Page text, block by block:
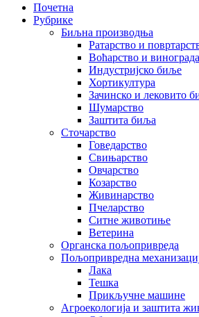
Почетна
Рубрике
Биљна производња
Ратарство и
Воћарство и
Индустријско биље
Хортикултура
Зачинско и лековито
Шумарство
Заштита биља
Сточарство
Говедарство
Свињарство
Овчарство
Козарство
Живинарство
Пчеларство
Ситне животиње
Ветерина
Органска пољопривреда
Пољопривредна
Лака
Тешка
Прикључне машине
Агроекологија и заштита